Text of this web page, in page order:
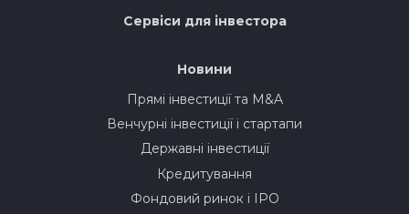
Сервіси для інвестора
Новини
Прямі інвестиції та M&A
Венчурні інвестиції і стартапи
Державні інвестиції
Кредитування
Фондовий ринок і IPO